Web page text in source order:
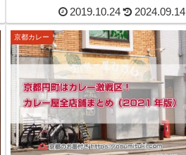
ツカレーを食べて来ました。地
元のお店なので「行ってきた」
とか言うほどのこともでないの
ですが、近所で安くお腹いっぱ
いになるので重宝するお店で
す。
2019.10.24 2024.09.14
京都カレー